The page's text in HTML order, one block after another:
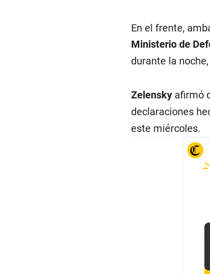
En el frente,
Ministerio de
durante la
Zelensky afirmó
declaraciones
este miércoles.